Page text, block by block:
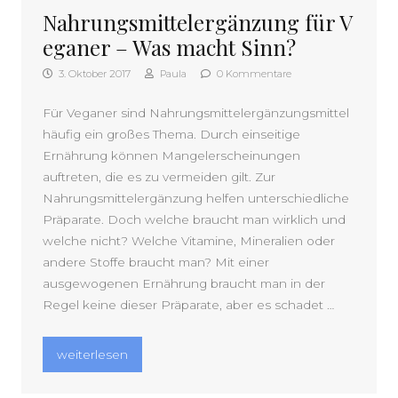
Nahrungsmittelergänzung für V
eganer – Was macht Sinn?
3. Oktober 2017 Paula 0 Kommentare
Für Veganer sind Nahrungsmittelergänzungsmittel
häufig ein großes Thema. Durch einseitige
Ernährung können Mangelerscheinungen
auftreten, die es zu vermeiden gilt. Zur
Nahrungsmittelergänzung helfen unterschiedliche
Präparate. Doch welche braucht man wirklich und
welche nicht? Welche Vitamine, Mineralien oder
andere Stoffe braucht man? Mit einer
ausgewogenen Ernährung braucht man in der
Regel keine dieser Präparate, aber es schadet …
„Nahrungsmittelergänzung für Veganer – Was macht
weiterlesen